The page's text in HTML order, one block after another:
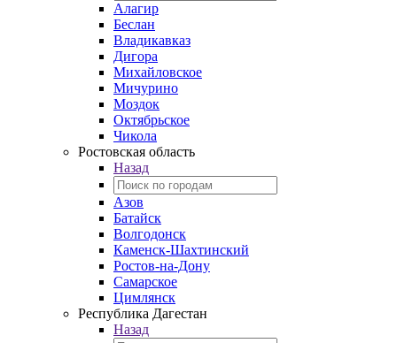
Алагир
Беслан
Владикавказ
Дигора
Михайловское
Мичурино
Моздок
Октябрьское
Чикола
Ростовская область
Назад
Азов
Батайск
Волгодонск
Каменск-Шахтинский
Ростов-на-Дону
Самарское
Цимлянск
Республика Дагестан
Назад